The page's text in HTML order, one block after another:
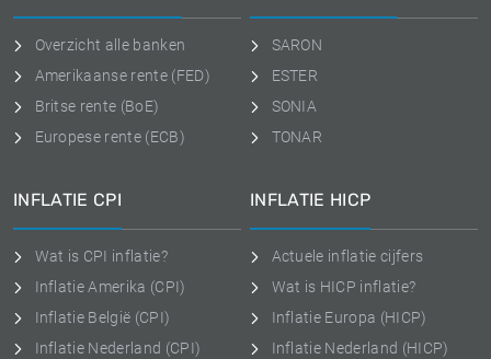
Overzicht alle banken
Amerikaanse rente (FED)
Britse rente (BoE)
Europese rente (ECB)
SARON
ESTER
SONIA
TONAR
INFLATIE CPI
Wat is CPI inflatie?
Inflatie Amerika (CPI)
Inflatie België (CPI)
Inflatie Nederland (CPI)
INFLATIE HICP
Actuele inflatie cijfers
Wat is HICP inflatie?
Inflatie Europa (HICP)
Inflatie Nederland (HICP)